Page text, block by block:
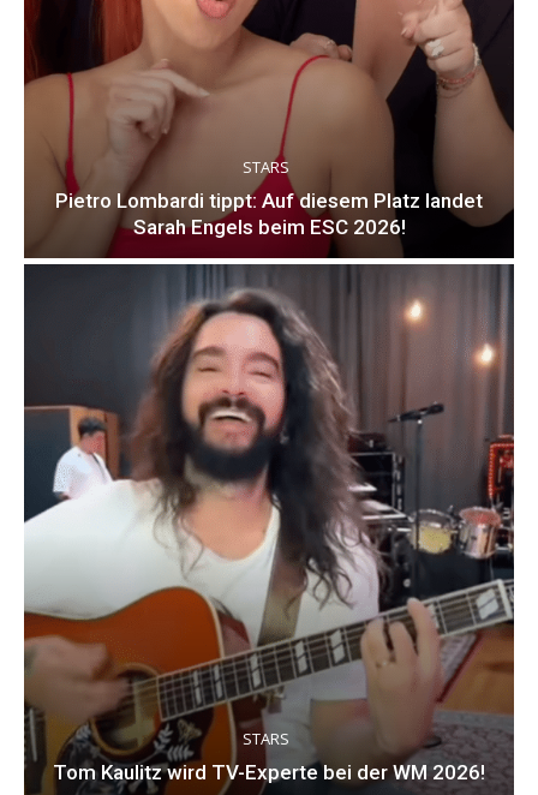
STARS
Pietro Lombardi tippt: Auf diesem Platz landet
Sarah Engels beim ESC 2026!
STARS
Tom Kaulitz wird TV-Experte bei der WM 2026!